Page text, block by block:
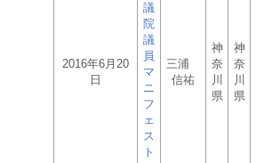
2016年6月20
日
議
院
議
員
マ
ニ
フ
ェ
ス
ト
三浦
信祐
神
奈
川
県
神
奈
川
県